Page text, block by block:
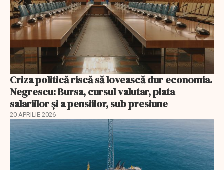
Criza politică riscă să lovească dur economia.
Negrescu: Bursa, cursul valutar, plata
salariilor şi a pensiilor, sub presiune
20 APRILIE 2026